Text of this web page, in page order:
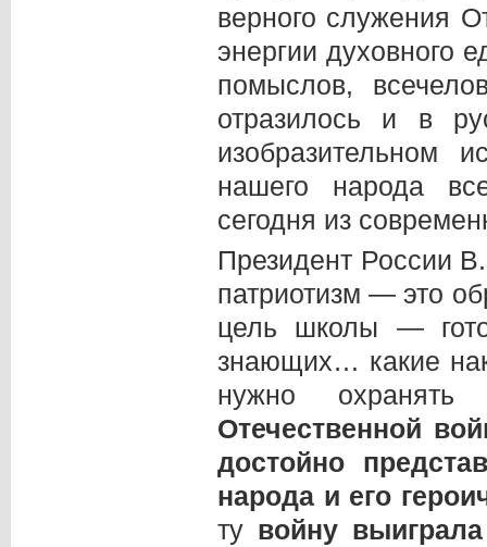
верного служения
энергии духовного
помыслов,
отразилось и в
изобразительном
нашего народа
сегодня из
Президент России
патриотизм — это
цель школы —
знающих… какие
нужно охранять
Отечественной
достойно
народа и его
ту войну выиграла